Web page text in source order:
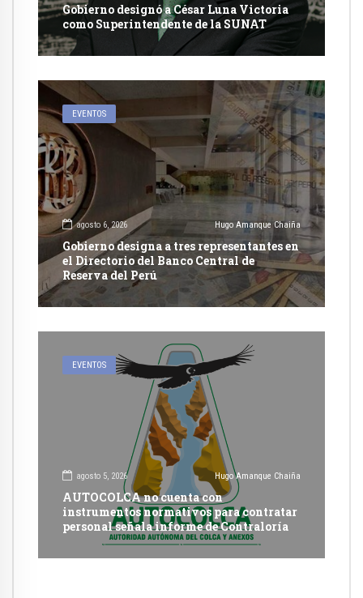
Gobierno designó a César Luna Victoria
como Superintendente de la SUNAT
EVENTOS
agosto 6, 2026 Hugo Amanque Chaiña
Gobierno designa a tres representantes en
el Directorio del Banco Central de
Reserva del Perú
EVENTOS
agosto 5, 2026 Hugo Amanque Chaiña
AUTOCOLCA no cuenta con
instrumentos normativos para contratar
personal señala informe de Contraloría